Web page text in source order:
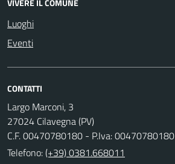
VIVERE IL COMUNE
Luoghi
Eventi
CONTATTI
Largo Marconi, 3
27024 Cilavegna (PV)
C.F. 00470780180 - P.Iva: 00470780180
Telefono:(+39) 0381.668011